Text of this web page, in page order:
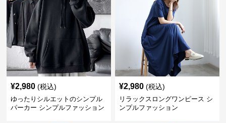
¥2,980 (税込)
ゆったりシルエットのシンプル
パーカー シンプルファッション
¥2,980 (税込)
リラックスロングワンピース シ
ンプルファッション